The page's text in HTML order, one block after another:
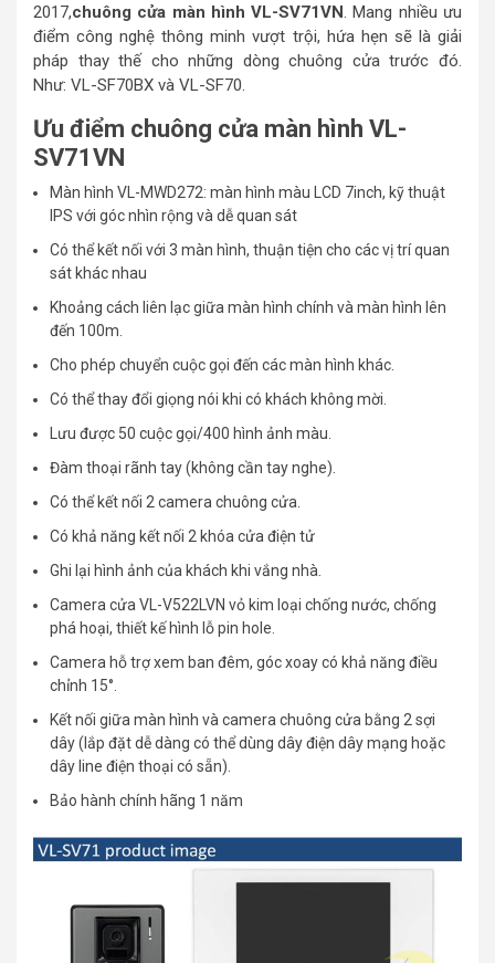
2017,chuông cửa màn hình VL-SV71VN. Mang nhiều ưu
điểm công nghệ thông minh vượt trội, hứa hẹn sẽ là giải
pháp thay thế cho những dòng chuông cửa trước đó.
Như: VL-SF70BX và VL-SF70.
Ưu điểm chuông cửa màn hình VL-
SV71VN
Màn hình VL-MWD272: màn hình màu LCD 7inch, kỹ thuật
IPS với góc nhìn rộng và dễ quan sát
Có thể kết nối với 3 màn hình, thuận tiện cho các vị trí quan
sát khác nhau
Khoảng cách liên lạc giữa màn hình chính và màn hình lên
đến 100m.
Cho phép chuyển cuộc gọi đến các màn hình khác.
Có thể thay đổi giọng nói khi có khách không mời.
Lưu được 50 cuộc gọi/400 hình ảnh màu.
Đàm thoại rãnh tay (không cần tay nghe).
Có thể kết nối 2 camera chuông cửa.
Có khả năng kết nối 2 khóa cửa điện tử
Ghi lại hình ảnh của khách khi vắng nhà.
Camera cửa VL-V522LVN vỏ kim loại chống nước, chống
phá hoại, thiết kế hình lỗ pin hole.
Camera hỗ trợ xem ban đêm, góc xoay có khả năng điều
chỉnh 15°.
Kết nối giữa màn hình và camera chuông cửa bằng 2 sợi
dây (lắp đặt dễ dàng có thể dùng dây điện dây mạng hoặc
dây line điện thoại có sẵn).
Bảo hành chính hãng 1 năm